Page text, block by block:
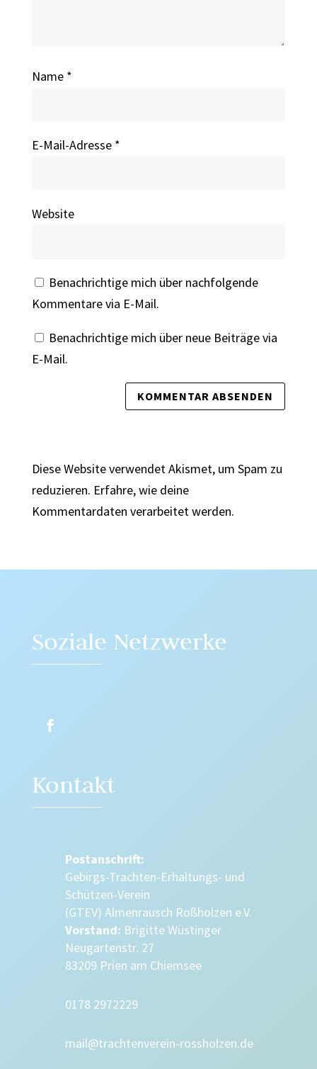
Name *
E-Mail-Adresse *
Website
Benachrichtige mich über nachfolgende
Kommentare via E-Mail.
Benachrichtige mich über neue Beiträge via
E-Mail.
Diese Website verwendet Akismet, um Spam zu
reduzieren. Erfahre, wie deine
Kommentardaten verarbeitet werden.
Soziale Netzwerke
Kontakt
Postanschrift:
Gebirgs-Trachten-Erhaltungs- und
Schützen-Verein
(GTEV) Almenrausch Roßholzen e.V.
Vorstand: Brigitte Wüstinger
Neugartenstr. 27
83209 Prien am Chiemsee
0178 2972229
mail@trachtenverein-rossholzen.de